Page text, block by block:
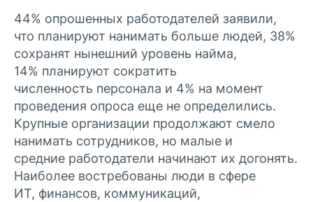
44% опрошенных работодателей заявили,
что планируют нанимать больше людей, 38%
сохранят нынешний уровень найма,
14% планируют сократить
численность персонала и 4% на момент
проведения опроса еще не определились.
Крупные организации продолжают смело
нанимать сотрудников, но малые и
средние работодатели начинают их догонять.
Наиболее востребованы люди в сфере
ИТ, финансов, коммуникаций,